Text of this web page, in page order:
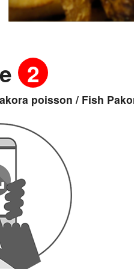
2
poisson / Fish